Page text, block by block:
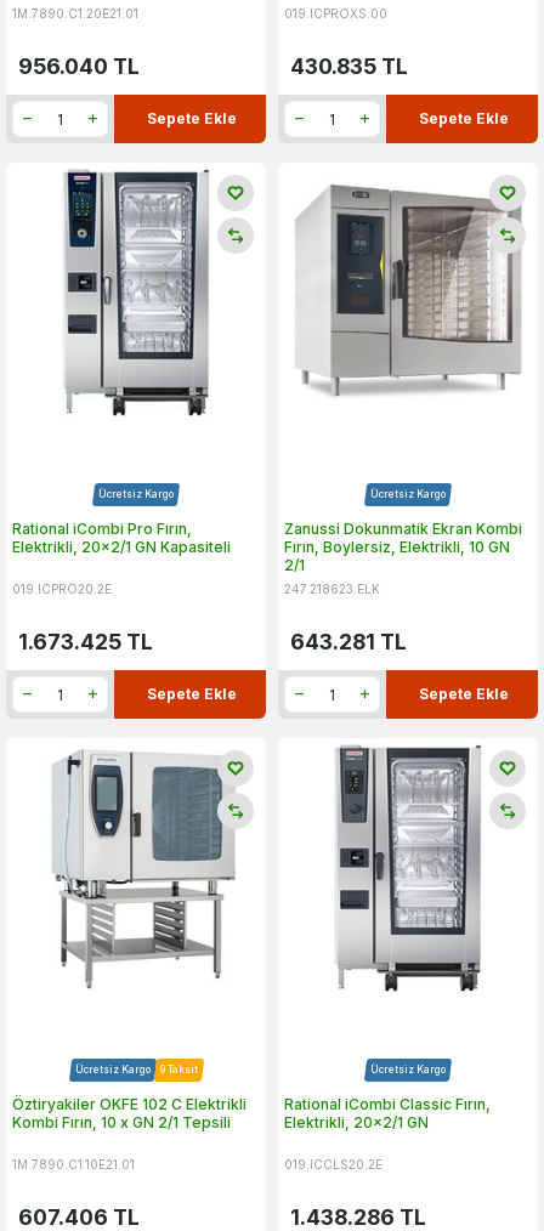
1M.7890.C1.20E21.01
956.040 TL
Sepete Ekle
019.ICPROXS.00
430.835 TL
Sepete Ekle
Ücretsiz Kargo
Rational iCombi Pro Fırın,
Elektrikli, 20x2/1 GN Kapasiteli
019.ICPRO20.2E
1.673.425 TL
Sepete Ekle
Ücretsiz Kargo
Zanussi Dokunmatik Ekran Kombi
Fırın, Boylersiz, Elektrikli, 10 GN
2/1
247.218623.ELK
643.281 TL
Sepete Ekle
Ücretsiz Kargo 9 Taksit
Öztiryakiler OKFE 102 C Elektrikli
Kombi Fırın, 10 x GN 2/1 Tepsili
1M.7890.C1.10E21.01
607.406 TL
Ücretsiz Kargo
Rational iCombi Classic Fırın,
Elektrikli, 20x2/1 GN
019.ICCLS20.2E
1.438.286 TL